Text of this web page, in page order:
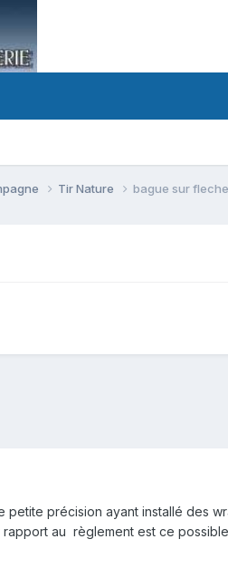
Tir Nature bague sur
petite précision ayant installé des
rapport au règlement est ce